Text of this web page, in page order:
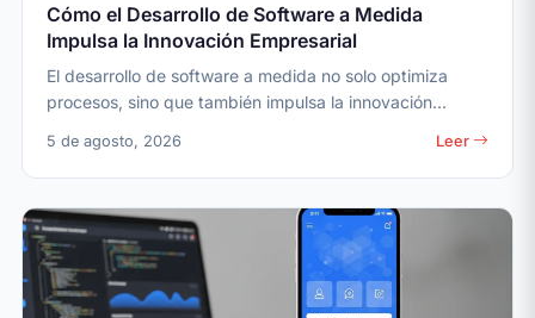
Cómo el Desarrollo de Software a Medida
Impulsa la Innovación Empresarial
El desarrollo de software a medida no solo optimiza
procesos, sino que también impulsa la innovación...
5 de agosto, 2026 Leer